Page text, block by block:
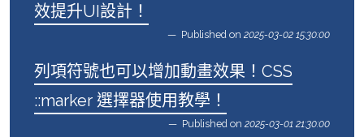
效提升UI設計！
Published on 2025-03-02 15:30:00
列項符號也可以增加動畫效果！CSS
::marker 選擇器使用教學！
Published on 2025-03-01 21:30:00